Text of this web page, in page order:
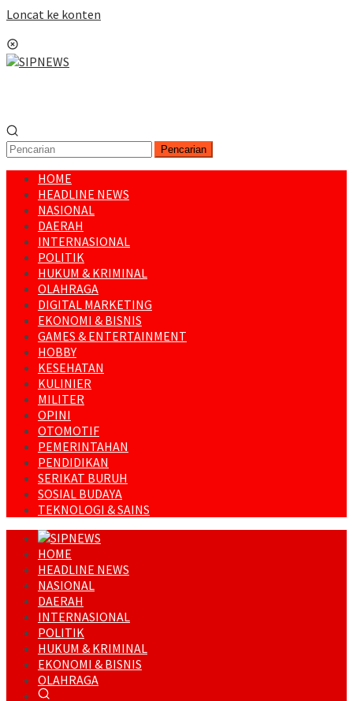
Loncat ke konten
Pencarian
HOME
HEADLINE NEWS
NASIONAL
DAERAH
INTERNASIONAL
POLITIK
HUKUM & KRIMINAL
OLAHRAGA
DIGITAL MARKETING
EKONOMI & BISNIS
GAMES & ENTERTAINMENT
HOBBY
KESEHATAN
KULINIER
MILITER
OPINI
OTOMOTIF
PEMERINTAHAN
PENDIDIKAN
SERIKAT BURUH
SOSIAL BUDAYA
TEKNOLOGI & SAINS
HOME
HEADLINE NEWS
NASIONAL
DAERAH
INTERNASIONAL
POLITIK
HUKUM & KRIMINAL
EKONOMI & BISNIS
OLAHRAGA